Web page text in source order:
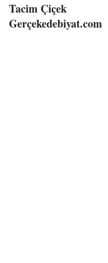
Tacim Çiçek
Gerçekedebiyat.com